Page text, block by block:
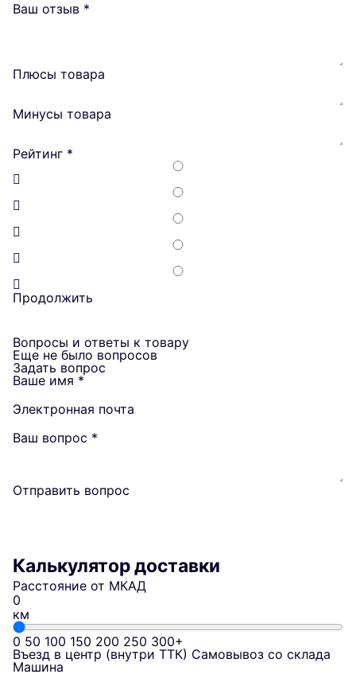
Ваш отзыв *
Плюсы товара
Минусы товара
Рейтинг *
Продолжить
Вопросы и ответы к товару
Еще не было вопросов
Задать вопрос
Ваше имя *
Электронная почта
Ваш вопрос *
Отправить вопрос
Калькулятор доставки
Расстояние от МКАД
км
0 50 100 150 200 250 300+
Въезд в центр (внутри ТТК) Самовывоз со склада
Машина